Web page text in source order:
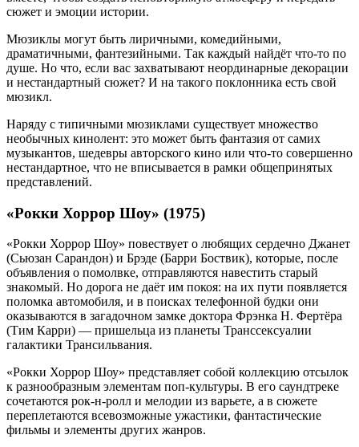
сюжет и эмоции истории.
Мюзиклы могут быть лиричными, комедийными,
драматичными, фантезийными. Так каждый найдёт что-то по
душе. Но что, если вас захватывают неординарные декорации
и нестандартный сюжет? И на такого поклонника есть свой
мюзикл.
Наряду с типичными мюзиклами существует множество
необычных кинолент: это может быть фантазия от самих
музыкантов, шедевры авторского кино или что-то совершенно
нестандартное, что не вписывается в рамки общепринятых
представлений.
«Рокки Хоррор Шоу» (1975)
«Рокки Хоррор Шоу» повествует о любящих сердечно Джанет
(Сьюзан Сарандон) и Брэде (Барри Боствик), которые, после
объявления о помолвке, отправляются навестить старый
знакомый. Но дорога не даёт им покоя: на их пути появляется
поломка автомобиля, и в поисках телефонной будки они
оказываются в загадочном замке доктора Фрэнка Н. Фертёра
(Тим Карри) — пришельца из планеты Транссексуалии
галактики Трансильвания.
«Рокки Хоррор Шоу» представляет собой коллекцию отсылок
к разнообразным элементам поп-культуры. В его саундтреке
сочетаются рок-н-ролл и мелодии из варьете, а в сюжете
переплетаются всевозможные ужастики, фантастические
фильмы и элементы других жанров.